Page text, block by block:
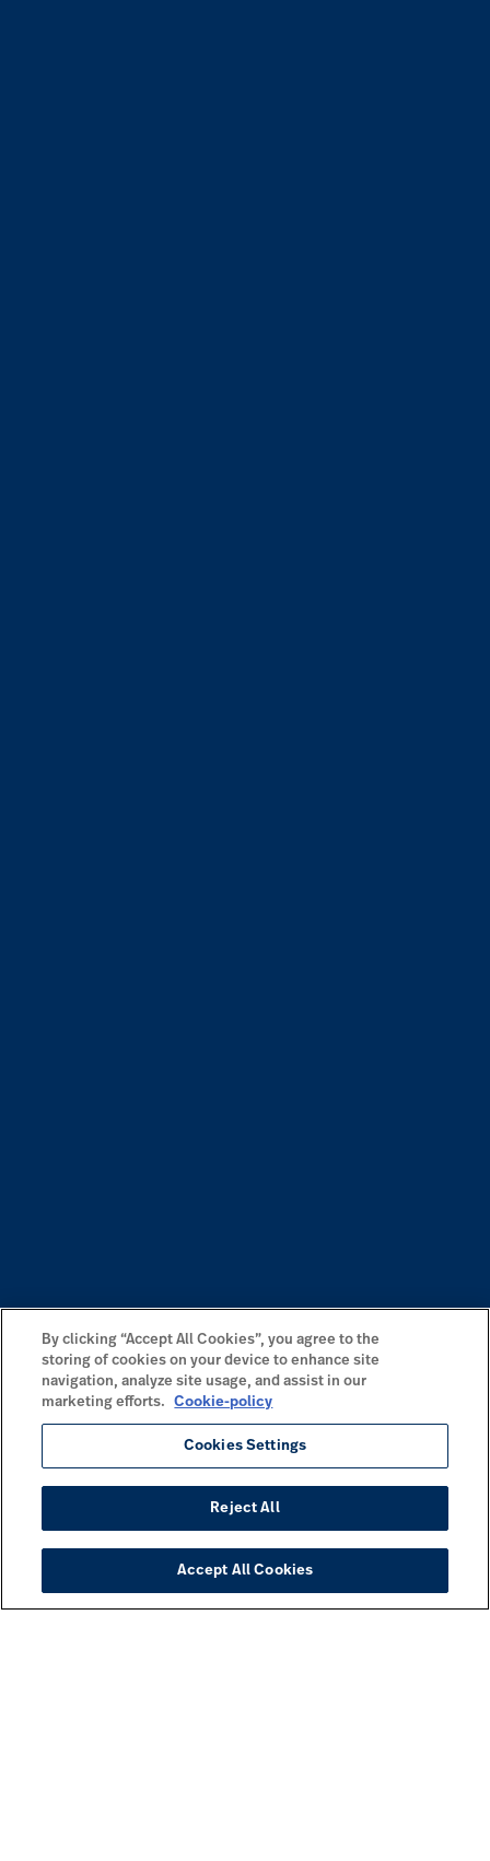
By clicking “Accept All Cookies”, you agree to the
storing of cookies on your device to enhance site
navigation, analyze site usage, and assist in our
marketing efforts.
Cookie-policy
Cookies Settings
Reject All
Accept All Cookies